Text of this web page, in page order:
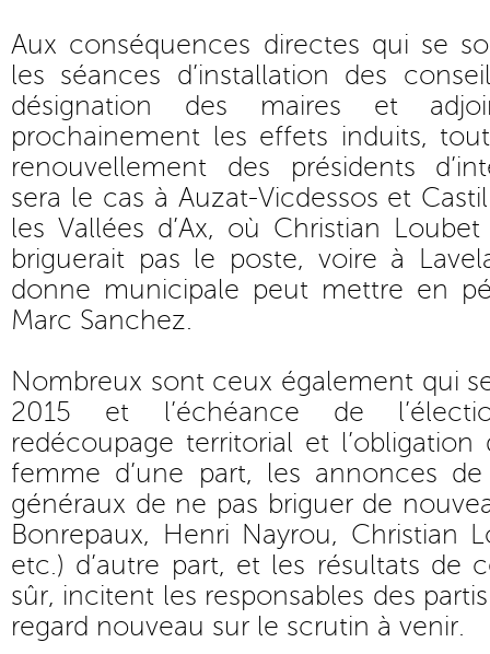
Aux conséquences directes qui se
les séances d’installation des
désignation des maires et
prochainement les effets induits,
renouvellement des présidents
sera le cas à Auzat-Vicdessos et
les Vallées d’Ax, où Christian
briguerait pas le poste, voire à
donne municipale peut mettre en
Marc Sanchez.
Nombreux sont ceux également qui
2015 et l’échéance de
redécoupage territorial et
femme d’une part, les annonces
généraux de ne pas briguer de
Bonrepaux, Henri Nayrou, Christian
etc.) d’autre part, et les résultats de
sûr, incitent les responsables des
regard nouveau sur le scrutin à venir.